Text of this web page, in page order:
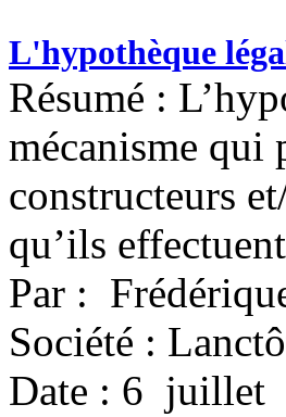
L'hypothèque
Résumé :
mécanisme qui
constructeurs
qu’ils
Par :
Société :
Date : 6 juillet